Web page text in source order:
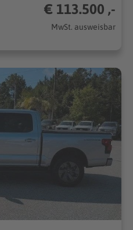
€ 113.500 ,-
MwSt. ausweisbar